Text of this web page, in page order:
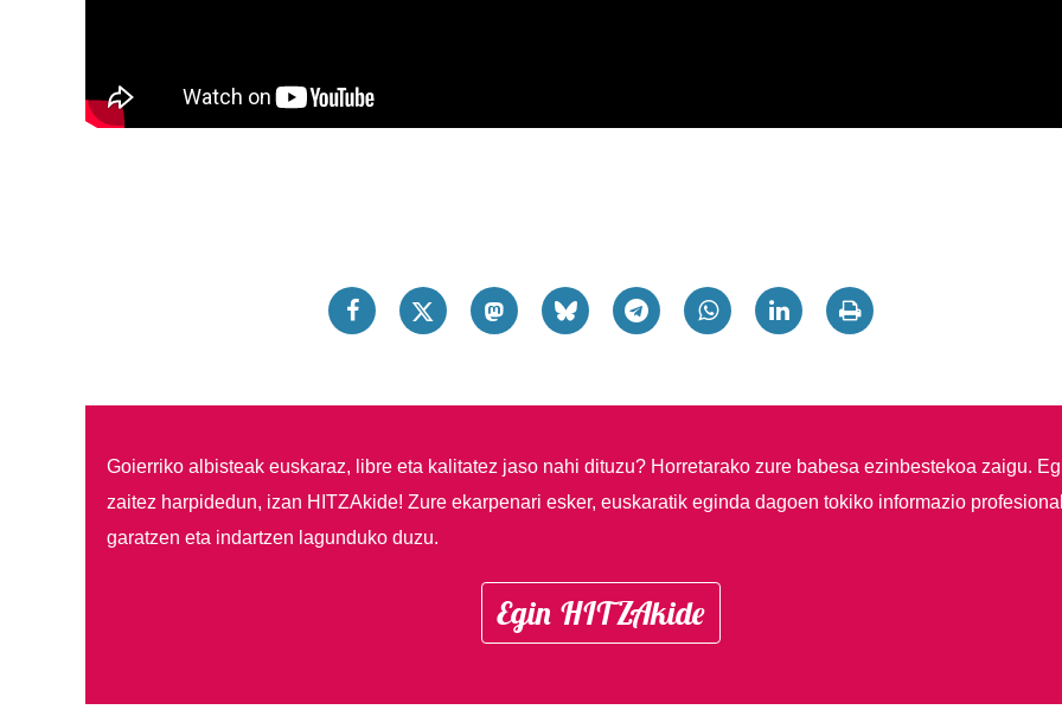
Goierriko albisteak euskaraz, libre eta kalitatez jaso nahi dituzu? Horretarako zure babesa ezinbestekoa zaigu.
zaitez harpidedun, izan HITZAkide! Zure ekarpenari esker, euskaratik eginda dagoen tokiko informazio
garatzen eta indartzen lagunduko duzu.
Egin HITZAkide